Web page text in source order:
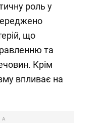
роль у
що
та
Крім
впливає на